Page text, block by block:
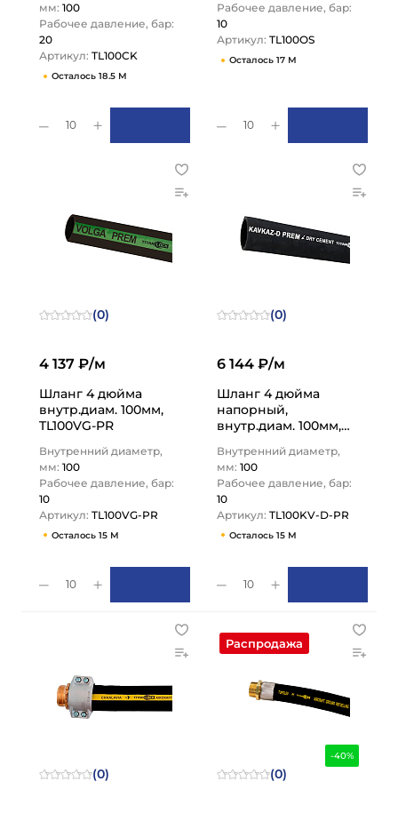
мм: 100
Рабочее давление, бар:
20
Артикул: TL100CK
Осталось 18.5 М
10
Рабочее давление, бар:
10
Артикул: TL100OS
Осталось 17 М
10
(0)
4 137 ₽/м
Шланг 4 дюйма
внутр.диам. 100мм,
TL100VG-PR
Внутренний диаметр,
мм: 100
Рабочее давление, бар:
10
Артикул: TL100VG-PR
Осталось 15 М
10
(0)
6 144 ₽/м
Шланг 4 дюйма
напорный,
внутр.диам. 100мм,
LOCK
Внутренний диаметр,
мм: 100
Рабочее давление, бар:
10
Артикул: TL100KV-D-PR
Осталось 15 М
10
(0)
-40%
Распродажа
(0)